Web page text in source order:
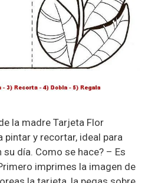
la madre Tarjeta Flor
pintar y recortar, ideal para
día. Como se hace? – Es
imprimes la imagen de